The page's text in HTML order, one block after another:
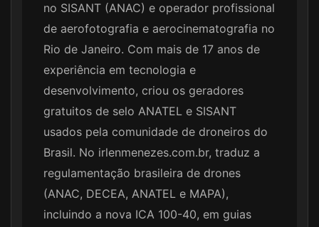
no SISANT (ANAC) e operador profissional
de aerofotografia e aerocinematografia no
Rio de Janeiro. Com mais de 17 anos de
experiência em tecnologia e
desenvolvimento, criou os geradores
gratuitos de selo ANATEL e SISANT
usados pela comunidade de droneiros do
Brasil. No irlenmenezes.com.br, traduz a
regulamentação brasileira de drones
(ANAC, DECEA, ANATEL e MAPA),
incluindo a nova ICA 100-40, em guias